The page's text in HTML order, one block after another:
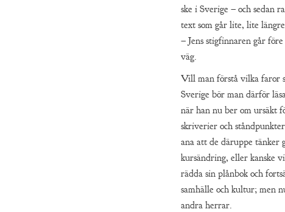
ske i Sverige – och sedan
text som går lite, lite
– Jens stigfinnaren går
väg.
Vill man förstå vilka faror
Sverige bör man därför
när han nu ber om ursäkt
skriverier och
ana att de däruppe tänker
kursändring, eller kanske
rädda sin plånbok och
samhälle och kultur; men
andra herrar.